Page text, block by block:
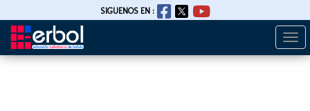
Pasar
SIGUENOS EN :